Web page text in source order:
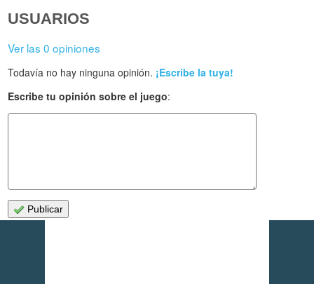
USUARIOS
Ver las 0 opiniones
Todavía no hay ninguna opinión. ¡Escribe la tuya!
Escribe tu opinión sobre el juego:
Publicar